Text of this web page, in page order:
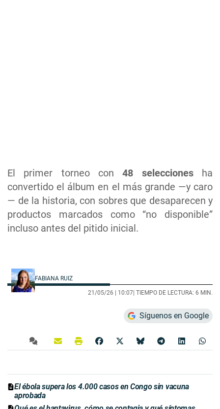
El primer torneo con48 seleccionesha
convertido el álbum en el más grande —y caro
— de la historia, con sobres que desaparecen y
productos marcados como “no disponible”
incluso antes del pitido inicial.
FABIANA RUIZ
21/05/26 | 10:07 | TIEMPO DE LECTURA: 6 MIN.
Síguenos en Google
El ébola supera los 4.000 casos en Congo sin vacuna
aprobada